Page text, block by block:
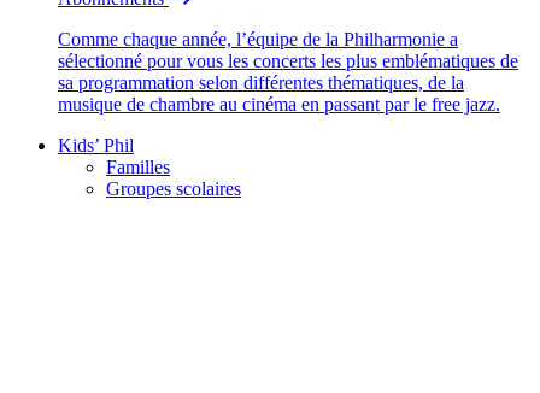
Comme chaque année, l’équipe de la Philharmonie a
sélectionné pour vous les concerts les plus emblématiques de
sa programmation selon différentes thématiques, de la
musique de chambre au cinéma en passant par le free jazz.
Kids’ Phil
Familles
Groupes scolaires